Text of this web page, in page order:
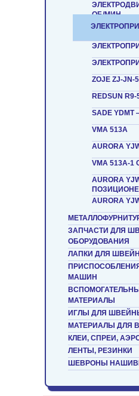
ОБ/МИН.
ZOJE ZJ-JN-
REDSUN
SADE YDMT
VMA 513A
AURORA
VMA 513А-
AURORA
AURORA
ЗАПЧАСТИ ДЛЯ
ОБОРУДОВАНИЯ
ЛАПКИ ДЛЯ
МАШИН
МАТЕРИАЛЫ
ИГЛЫ ДЛЯ
МАТЕРИАЛЫ ДЛЯ
КЛЕИ, СПРЕИ,
ЛЕНТЫ, РЕЗИНКИ
ШЕВРОНЫ